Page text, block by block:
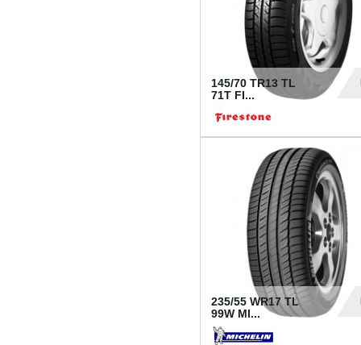
145/70 TR13 TL
71T FI...
235/55 WR17 TL
99W MI...